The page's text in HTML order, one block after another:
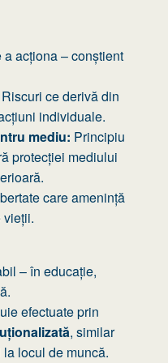
acționa – conștient
Riscuri ce derivă din
individuale.
mediu: Principiu
protecției mediului
care amenință
vieții.
– în educație,
efectuate prin
, similar
locul de muncă.